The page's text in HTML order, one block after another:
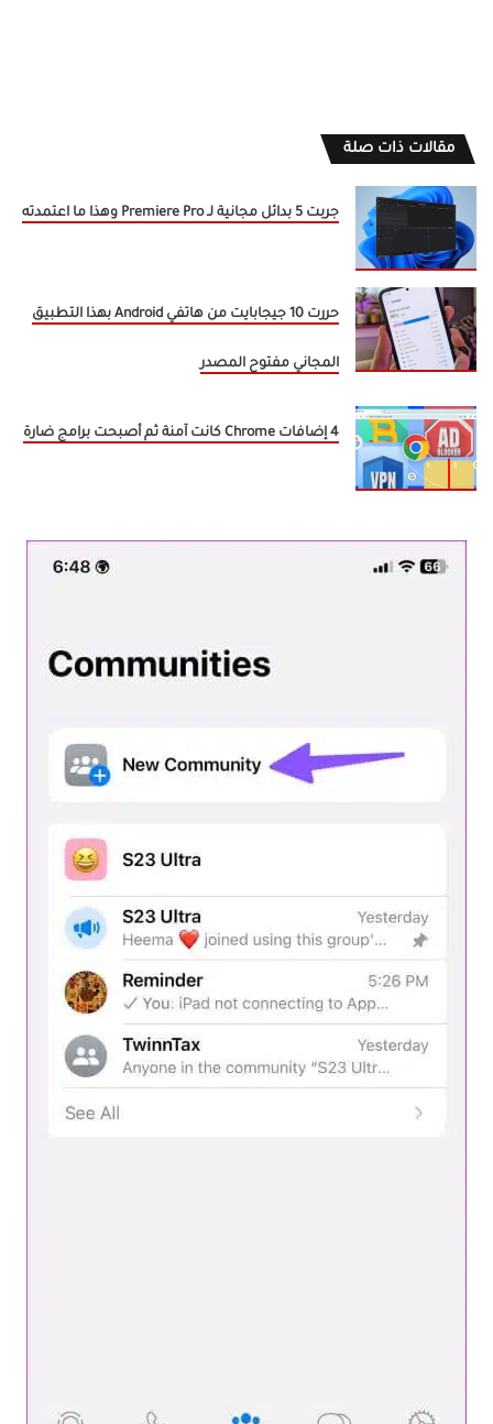
مقالات ذات صلة
جربت 5 بدائل مجانية لـ Premiere Pro وهذا ما اعتمدته
حررت 10 جيجابايت من هاتفي Android بهذا التطبيق
المجاني مفتوح المصدر
4 إضافات Chrome كانت آمنة ثم أصبحت برامج ضارة